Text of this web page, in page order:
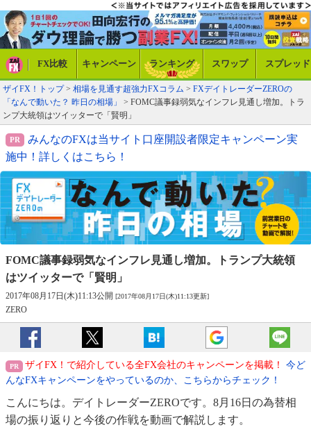
FX比較 キャンペーン ランキング スワップ スプレッド
ザイFX！トップ> 相場を見通す超強力FXコラム > FXデイトレーダーZEROの
「なんで動いた？ 昨日の相場」
> FOMC議事録弱気なインフレ見通し増加。トラ
ンプ大統領はツイッターで「賢明」
みんなのFXは当サイト口座開設者限定キャンペーン実
施中！詳しくはこちら！
FOMC議事録弱気なインフレ見通し増加。
トランプ大統領
はツイッターで「賢明」
2017年08月17日(木)11:13公開 [2017年08月17日(木)11:13更新]
ZERO
ザイFX！で紹介している全FX会社のキャンペーンを掲載！
今ど
んなFXキャンペーンをやっているのか、こちらからチェック！
こんにちは。デイトレーダーZEROです。8月16日の為替相
場の振り返りと今後の作戦を動画で解説します。